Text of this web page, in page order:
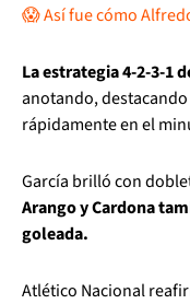
😱 Así fue cómo
La estrategia 4-2-3-1
anotando,
rápidamente en el
García brilló con
Arango y Cardona
goleada.
Atlético Nacional